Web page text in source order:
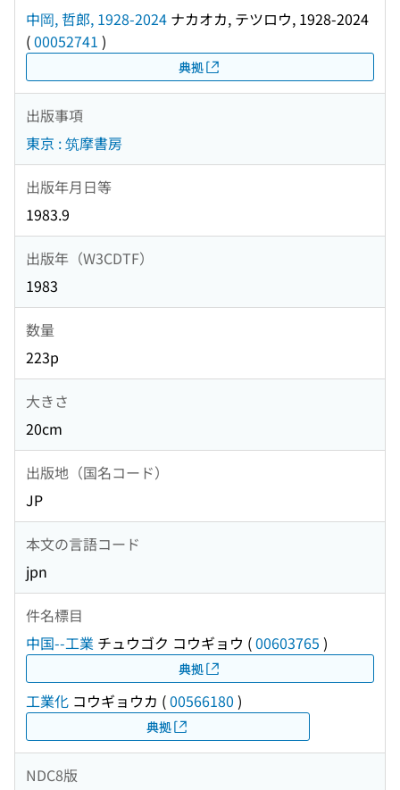
中岡, 哲郎, 1928-2024 ナカオカ, テツロウ, 1928-2024
(00052741 )
典拠
出版事項
東京 : 筑摩書房
出版年月日等
1983.9
出版年（W3CDTF）
1983
数量
223p
大きさ
20cm
出版地（国名コード）
JP
本文の言語コード
jpn
件名標目
中国--工業 チュウゴク コウギョウ (00603765 )
典拠
工業化 コウギョウカ (00566180 )
典拠
NDC8版